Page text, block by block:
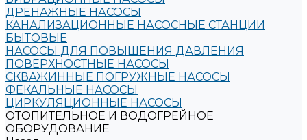
ДРЕНАЖНЫЕ НАСОСЫ
КАНАЛИЗАЦИОННЫЕ НАСОСНЫЕ СТАНЦИИ
БЫТОВЫЕ
НАСОСЫ ДЛЯ ПОВЫШЕНИЯ ДАВЛЕНИЯ
ПОВЕРХНОСТНЫЕ НАСОСЫ
СКВАЖИННЫЕ ПОГРУЖНЫЕ НАСОСЫ
ФЕКАЛЬНЫЕ НАСОСЫ
ЦИРКУЛЯЦИОННЫЕ НАСОСЫ
ОТОПИТЕЛЬНОЕ И ВОДОГРЕЙНОЕ
ОБОРУДОВАНИЕ